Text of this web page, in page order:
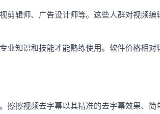
剪辑师、广告设计师等。这些人群对视频
业知识和技能才能熟练使用。软件价格相对
擦擦视频去字幕以其精准的去字幕效果、